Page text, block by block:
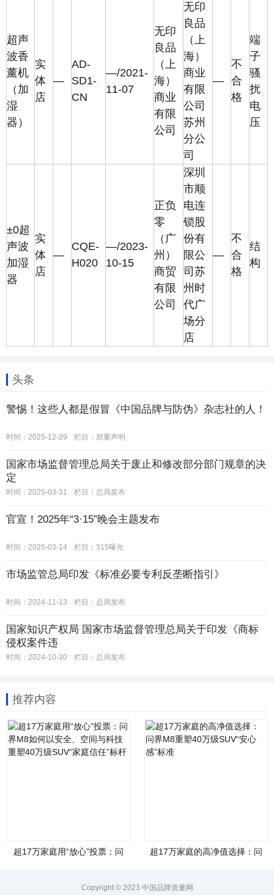
超声
波香
薰机
（加
湿
器）
实
体
店
—
AD-
SD1-
CN
—/2021-
11-07
无印
良品
（上
海）
商业
有限
公司
无印
良品
（上
海）
商业
有限
公司
苏州
分公
司
—
不
合
格
端
子
骚
扰
电
压
±0超
声波
加湿
器
实
体
店
—
CQE-
H020
—/2023-
10-15
正负
零
（广
州）
商贸
有限
公司
深圳
市顺
电连
锁股
份有
限公
司苏
州时
代广
场分
店
—
不
合
格
结
构
头条
警惕！这些人都是假冒《中国品牌与防伪》杂志社的人！
时间：2025-12-29 栏目： 郑重声明
国家市场监督管理总局关于废止和修改部分部门规章的决
定
时间：2025-03-31 栏目： 总局发布
官宣！2025年“3·15”晚会主题发布
时间：2025-03-14 栏目： 315曝光
市场监管总局印发《标准必要专利反垄断指引》
时间：2024-11-13 栏目： 总局发布
国家知识产权局 国家市场监督管理总局关于印发《商标
侵权案件违
时间：2024-10-30 栏目： 总局发布
推荐内容
超17万家庭用“放心”投票：问
超17万家庭的高净值选择：问
Copyright © 2023 中国品牌质量网